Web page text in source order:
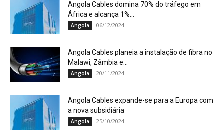
Angola Cables domina 70% do tráfego em
África e alcança 1%...
Angola 06/12/2024
Angola Cables planeia a instalação de fibra no
Malawi, Zâmbia e...
Angola 20/11/2024
Angola Cables expande-se para a Europa com
a nova subsidiária
Angola 25/10/2024